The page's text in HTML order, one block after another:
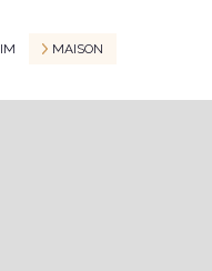
MAISON